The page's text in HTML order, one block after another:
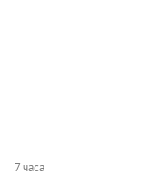
7 часа